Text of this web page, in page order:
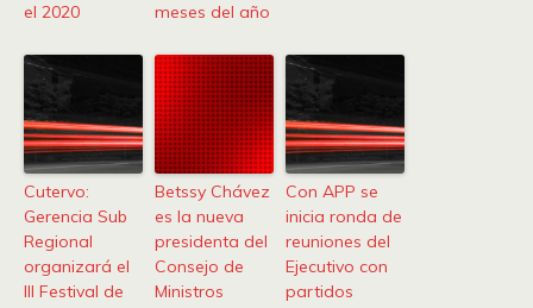
el 2020
meses del año
Cutervo:
Gerencia Sub
Regional
organizará el
III Festival de
Betssy Chávez
es la nueva
presidenta del
Consejo de
Ministros
Con APP se
inicia ronda de
reuniones del
Ejecutivo con
partidos